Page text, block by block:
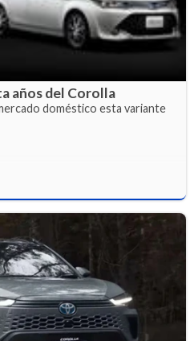
años del Corolla
doméstico esta variante